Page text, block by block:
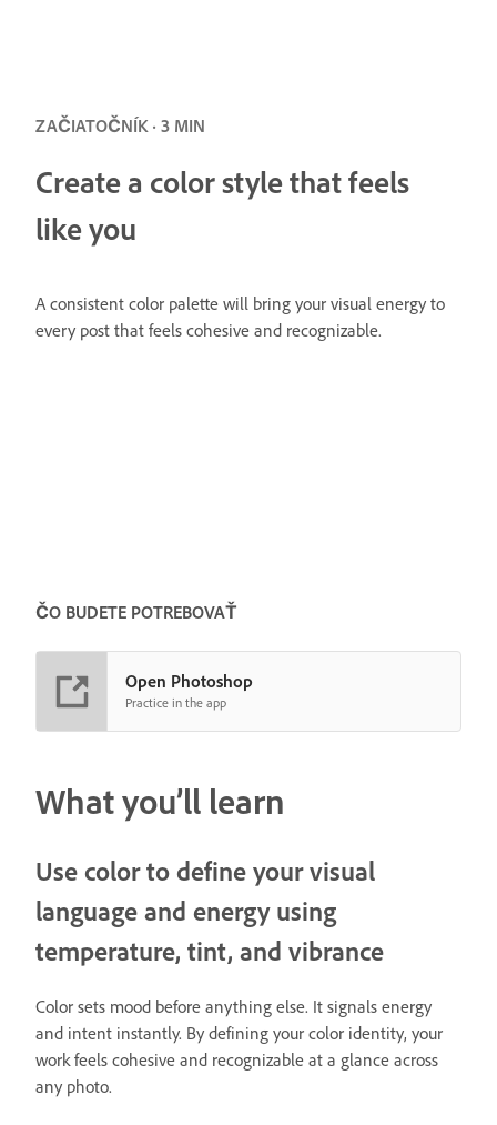
ZAČIATOČNÍK · 3 MIN
Create a color style that feels
like you
A consistent color palette will bring your visual energy to
every post that feels cohesive and recognizable.
ČO BUDETE POTREBOVAŤ
Open Photoshop
Practice in the app
What you’ll learn
Use color to define your visual
language and energy using
temperature, tint, and vibrance
Color sets mood before anything else. It signals energy
and intent instantly. By defining your color identity, your
work feels cohesive and recognizable at a glance across
any photo.